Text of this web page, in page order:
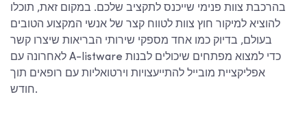
בהרכבת צוות פנימי שייכנס לתקציב שלכם. במקום זאת, תוכלו
להוציא למיקור חוץ צוות לטווח קצר של אנשי המקצוע הטובים
בעולם, בדיוק כמו אחד מספקי שירותי הבריאות שיצרו קשר
לאחרונה עם A-listware כדי למצוא מפתחים שיכולים לבנות
אפליקציית מובייל להתייעצויות וירטואליות עם רופאים תוך
חודש.